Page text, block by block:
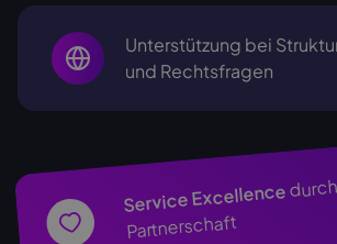
Unterstützung bei
und Rechtsfragen
Service Excellence
Partnerschaft